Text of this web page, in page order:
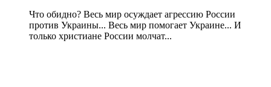
Что обидно? Весь мир осуждает агрессию России
против Украины... Весь мир помогает Украине... И
только христиане России молчат...